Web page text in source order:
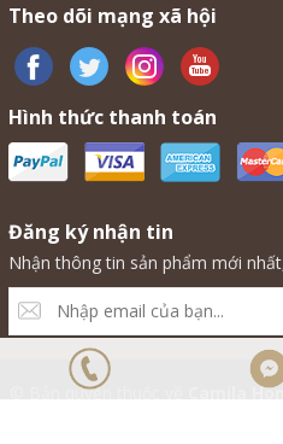
Theo dõi mạng xã hội
Hình thức thanh toán
Đăng ký nhận tin
Nhận thông tin sản phẩm mới
© Bản quyền thuộc về Camila